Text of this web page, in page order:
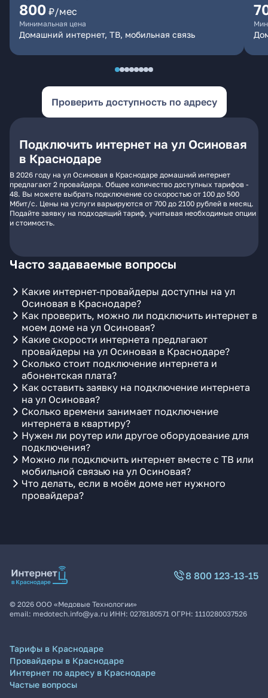
800 ₽/мес
Минимальная цена
Домашний интернет, ТВ, мобильная связь
Проверить доступность по адресу
Подключить интернет на ул Осиновая
в Краснодаре
В 2026 году на ул Осиновая в Краснодаре домашний интернет
предлагают 2 провайдера. Общее количество доступных тарифов -
48. Вы можете выбрать подключение со скоростью от 100 до 500
Мбит/с. Цены на услуги варьируются от 700 до 2100 рублей в месяц.
Подайте заявку на подходящий тариф, учитывая необходимые опции
и стоимость.
Часто задаваемые вопросы
Какие интернет-провайдеры доступны на ул
Осиновая в Краснодаре?
Как проверить, можно ли подключить интернет в
моем доме на ул Осиновая?
Какие скорости интернета предлагают
провайдеры на ул Осиновая в Краснодаре?
Сколько стоит подключение интернета и
абонентская плата?
Как оставить заявку на подключение интернета
на ул Осиновая?
Сколько времени занимает подключение
интернета в квартиру?
Нужен ли роутер или другое оборудование для
подключения?
Можно ли подключить интернет вместе с ТВ или
мобильной связью на ул Осиновая?
Что делать, если в моём доме нет нужного
провайдера?
8 800 123-13-15
© 2026 ООО «Медовые Технологии»
email: medotech.info@ya.ru ИНН: 0278180571 ОГРН: 1110280037526
Тарифы в Краснодаре
Провайдеры в Краснодаре
Интернет по адресу в Краснодаре
Частые вопросы